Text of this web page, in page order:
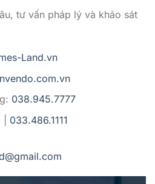
tư vấn pháp lý và khảo sát
Land.vn
038.945.7777
033.486.1111